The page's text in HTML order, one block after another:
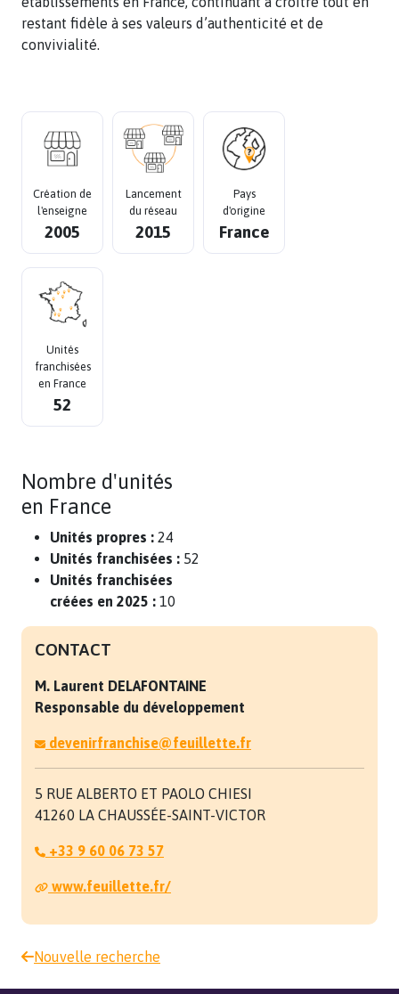
restant fidèle à ses valeurs d’authenticité et de
convivialité.
Création de
l'enseigne
2005
Lancement
du réseau
2015
Pays
d'origine
France
Unités
franchisées
en France
52
Nombre d'unités
en France
Unités propres : 24
Unités franchisées : 52
Unités franchisées
créées en 2025 : 10
CONTACT
M. Laurent DELAFONTAINE
Responsable du développement
devenirfranchise@feuillette.fr
5 RUE ALBERTO ET PAOLO CHIESI
41260 LA CHAUSSÉE-SAINT-VICTOR
+33 9 60 06 73 57
www.feuillette.fr/
Nouvelle recherche